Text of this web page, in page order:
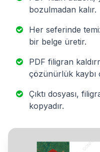
bozulmadan kalır.
Her seferinde
bir belge üretir.
PDF filigran
çözünürlük kaybı
Çıktı dosyası,
kopyadır.